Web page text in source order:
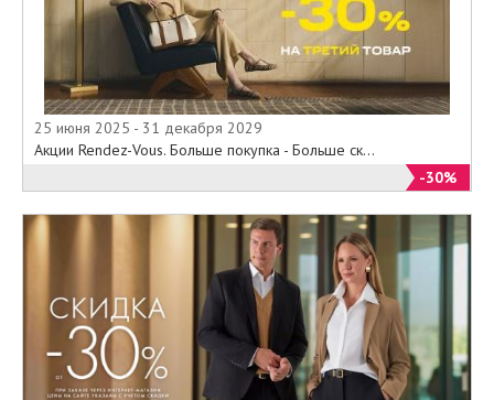
25 июня 2025 - 31 декабря 2029
Акции Rendez-Vous. Больше покупка - Больше ск...
-30%